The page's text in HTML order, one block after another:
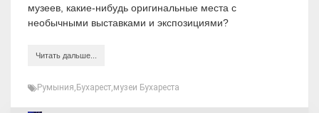
музеев, какие-нибудь оригинальные места с
необычными выставками и экспозициями?
Читать дальше...
Румыния, Бухарест,музеи Бухареста